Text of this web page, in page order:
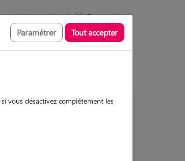
pet sitter Connexion
Paramétrer Tout accepter
vous désactivez complètement les